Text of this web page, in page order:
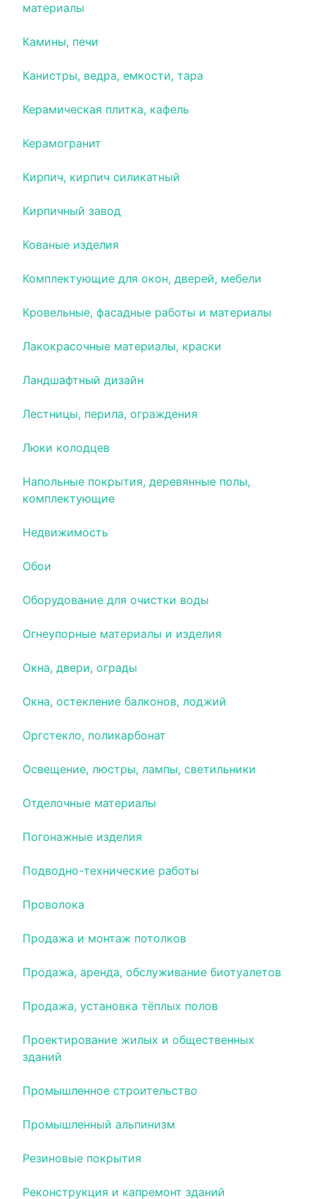
материалы
Камины, печи
Канистры, ведра, емкости, тара
Керамическая плитка, кафель
Керамогранит
Кирпич, кирпич силикатный
Кирпичный завод
Кованые изделия
Комплектующие для окон, дверей, мебели
Кровельные, фасадные работы и материалы
Лакокрасочные материалы, краски
Ландшафтный дизайн
Лестницы, перила, ограждения
Люки колодцев
Напольные покрытия, деревянные полы,
комплектующие
Недвижимость
Обои
Оборудование для очистки воды
Огнеупорные материалы и изделия
Окна, двери, ограды
Окна, остекление балконов, лоджий
Оргстекло, поликарбонат
Освещение, люстры, лампы, светильники
Отделочные материалы
Погонажные изделия
Подводно-технические работы
Проволока
Продажа и монтаж потолков
Продажа, аренда, обслуживание биотуалетов
Продажа, установка тёплых полов
Проектирование жилых и общественных
зданий
Промышленное строительство
Промышленный альпинизм
Резиновые покрытия
Реконструкция и капремонт зданий